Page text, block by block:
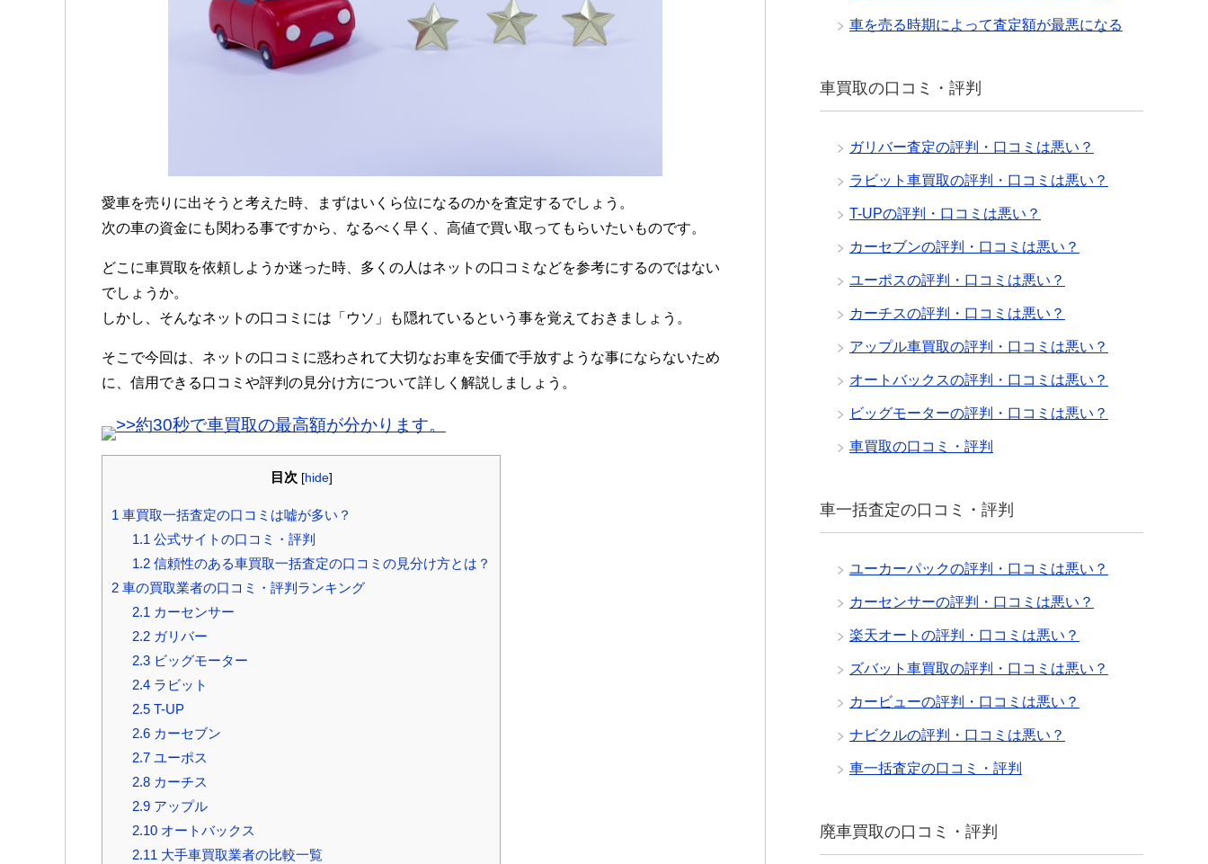
愛車を売りに出そうと考えた時、まずはいくら位になるのかを査定するでしょう。
次の車の資金にも関わる事ですから、なるべく早く、高値で買い取ってもらいたいものです。
どこに車買取を依頼しようか迷った時、多くの人はネットの口コミなどを参考にするのではない
でしょうか。
しかし、そんなネットの口コミには「ウソ」も隠れているという事を覚えておきましょう。
そこで今回は、ネットの口コミに惑わされて大切なお車を安価で手放すような事にならないため
に、信用できる口コミや評判の見分け方について詳しく解説しましょう。
>>約30秒で車買取の最高額が分かります。
目次 [hide]
1 車買取一括査定の口コミは嘘が多い？
1.1 公式サイトの口コミ・評判
1.2信頼性のある車買取一括査定の口コミの見分け方とは？
2 車の買取業者の口コミ・評判ランキング
2.1 カーセンサー
2.2ガリバー
2.3ビッグモーター
2.4ラビット
2.5T-UP
2.6カーセブン
2.7ユーポス
2.8カーチス
2.9アップル
2.10オートバックス
2.11 大手車買取業者の比較一覧
車を売る時期によって査定額が最悪になる
車買取の口コミ・評判
ガリバー査定の評判・口コミは悪い？
ラビット車買取の評判・口コミは悪い？
T-UPの評判・口コミは悪い？
カーセブンの評判・口コミは悪い？
ユーポスの評判・口コミは悪い？
カーチスの評判・口コミは悪い？
アップル車買取の評判・口コミは悪い？
オートバックスの評判・口コミは悪い？
ビッグモーターの評判・口コミは悪い？
車買取の口コミ・評判
車一括査定の口コミ・評判
ユーカーパックの評判・口コミは悪い？
カーセンサーの評判・口コミは悪い？
楽天オートの評判・口コミは悪い？
ズバット車買取の評判・口コミは悪い？
カービューの評判・口コミは悪い？
ナビクルの評判・口コミは悪い？
車一括査定の口コミ・評判
廃車買取の口コミ・評判